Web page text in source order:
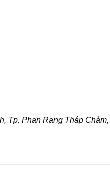
Tp. Phan Rang Tháp